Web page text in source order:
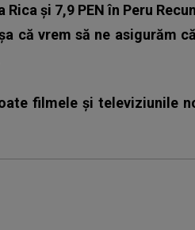
Rica și 7,9 PEN în Peru
că vrem să ne asigurăm
filmele și televiziunile